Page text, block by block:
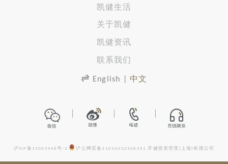
沪ICP备15005946号-3 沪公网安备31010402336451 开健投资管理(上海)有限公司
凯健生活
关于凯健
凯健资讯
联系我们
English 中文